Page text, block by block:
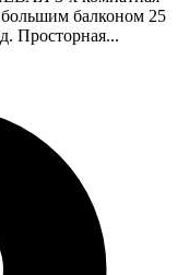
балконом 25
Просторная...